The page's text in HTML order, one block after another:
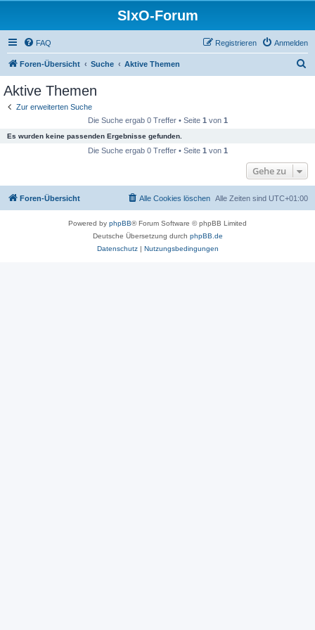
SIxO-Forum
FAQ Anmelden
Registrieren
Foren-Übersicht Suche Aktive Themen
Aktive Themen
Zur erweiterten Suche
Die Suche ergab 0 Treffer • Seite 1 von 1
Es wurden keine passenden Ergebnisse gefunden.
Die Suche ergab 0 Treffer • Seite 1 von 1
Gehe zu
Foren-Übersicht Alle Zeiten sind UTC+01:00
Alle Cookies löschen
Powered by phpBB® Forum Software © phpBB Limited
Deutsche Übersetzung durch phpBB.de
Datenschutz| Nutzungsbedingungen